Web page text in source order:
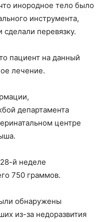
инородное тело было
инструмента,
сделали перевязку.
пациент на данный
лечение.
департамента
центре
й неделе
750 граммов.
обнаружены
из-за недоразвития